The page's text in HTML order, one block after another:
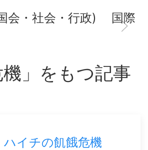
会・社会・行政) 国際
機」をもつ記事
ハイチの飢餓危機